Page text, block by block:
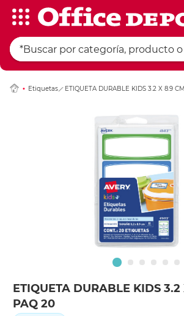
Etiquetas ETIQUETA DURABLE KIDS 3.2 X 8.9
ETIQUETA DURABLE KIDS 3.2
PAQ 20